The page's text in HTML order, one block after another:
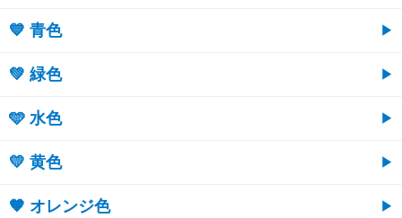
💙 青色
💚 緑色
🩵 水色
💛 黄色
🧡 オレンジ色